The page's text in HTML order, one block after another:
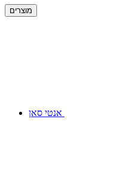
מוצרים
אנטי סאן